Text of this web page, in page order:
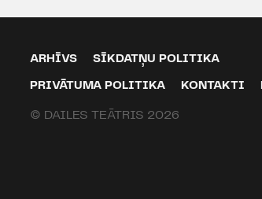
ARHĪVS SĪKDATŅU POLITIKA
PRIVĀTUMA POLITIKA KONTAKTI
© DAILES TEĀTRIS 2026